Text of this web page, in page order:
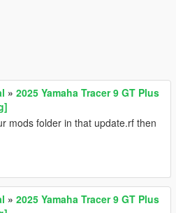
» 2025 Yamaha Tracer 9 GT Plus
mods folder in that update.rf then
» 2025 Yamaha Tracer 9 GT Plus